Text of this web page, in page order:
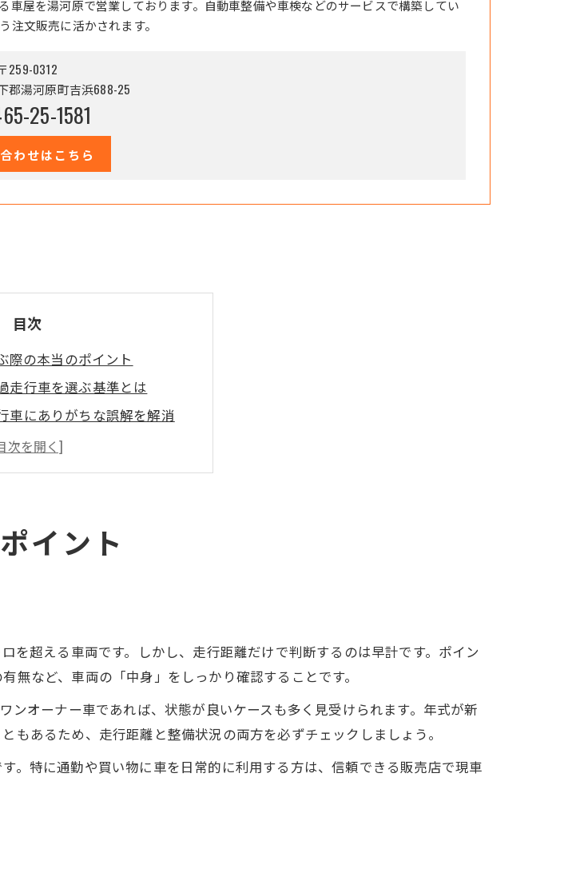
車屋を湯河原で営業しております。自動車整備や車検などのサービスで構築してい
注文販売に活かされます。
259-0312
郡湯河原町吉浜688-25
25-1581
わせはこちら
目次
際の本当のポイント
走行車を選ぶ基準とは
車にありがちな誤解を解消
車を選ぶ時のポイント整理
買うメリットとリスク解説
持ちのコツを解説
させるための日常点検法
化に効くお手入れのポイント
離が多い車の見極め方
多いトラブルと予防方法
イント
を超える車両です。しかし、走行距離だけで判断するのは早計です。ポイン
無など、車両の「中身」をしっかり確認することです。
オーナー車であれば、状態が良いケースも多く見受けられます。年式が新
あるため、走行距離と整備状況の両方を必ずチェックしましょう。
。特に通勤や買い物に車を日常的に利用する方は、信頼できる販売店で現車